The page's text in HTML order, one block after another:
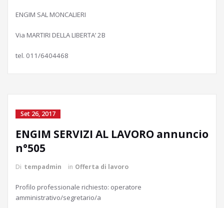
ENGIM SAL MONCALIERI
Via MARTIRI DELLA LIBERTA’ 2B
tel. 011/6404468
Set 26, 2017
ENGIM SERVIZI AL LAVORO annuncio
n°505
Di tempadmin in Offerta di lavoro
Profilo professionale richiesto: operatore
amministrativo/segretario/a